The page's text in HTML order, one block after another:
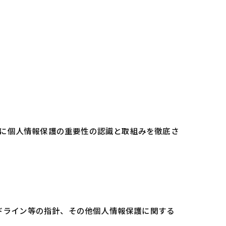
人情報保護の重要性の認識と取組みを徹底さ
イン等の指針、その他個人情報保護に関する